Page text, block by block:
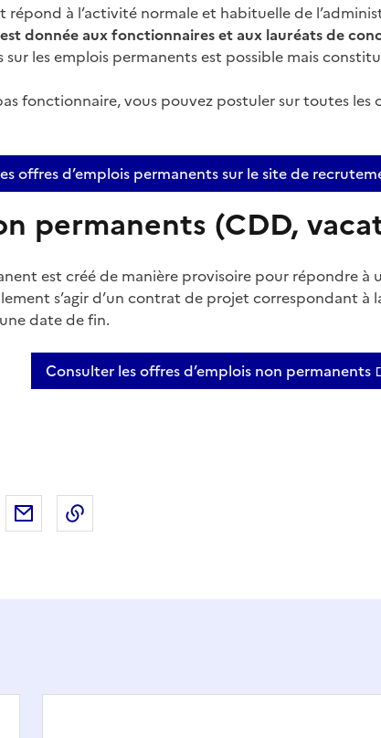
répond à l’activité normale et habituelle de
donnée aux fonctionnaires et aux lauréats de
sur les emplois permanents est possible mais
fonctionnaire, vous pouvez postuler sur toutes les
offres d’emplois permanents sur le site de
permanents (CDD,
est créé de manière provisoire pour répondre à
s’agir d’un contrat de projet correspondant à
date de fin.
Consulter les offres d’emplois non permanents
sur X (anciennement Twitter)
Partager sur LinkedIn
Partager par email